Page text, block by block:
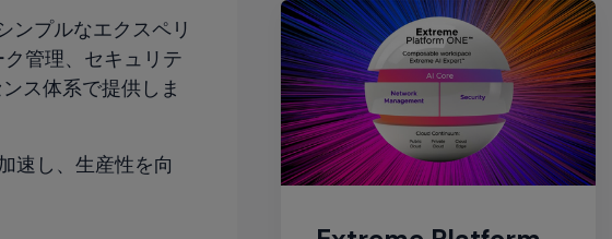
ンプルなエクスペリ
管理、セキュリテ
ス体系で提供しま
速し、生産性を向